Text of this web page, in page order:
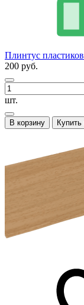
Плинтус
200 руб.
шт.
В корзину